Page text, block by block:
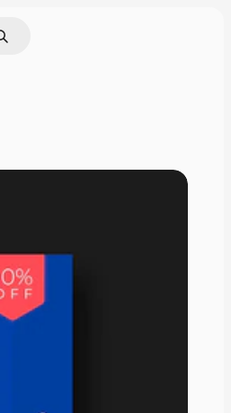
por imagem
Buscar